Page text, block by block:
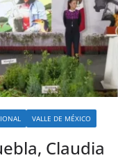
VALLE DE MÉXICO
Claudia